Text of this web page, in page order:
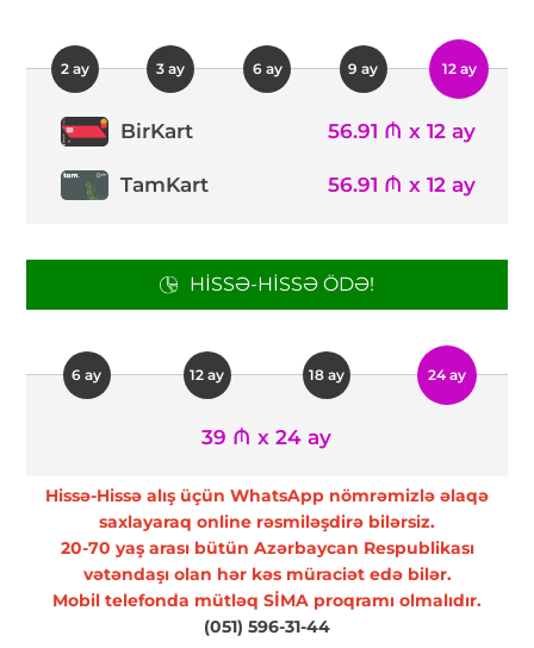
2 ay 3 ay 6 ay 9 ay 12 ay
BirKart 56.91 ₼ x 12 ay
TamKart 56.91 ₼ x 12 ay
HISSƏ-HISSƏ ÖDƏ!
6 ay 12 ay 18 ay 24 ay
39 ₼ x 24 ay
Hissə-Hissə alış üçün WhatsApp nömrəmizlə əlaqə
saxlayaraq online rəsmiləşdirə bilərsiz.
20-70 yaş arası bütün Azərbaycan Respublikası
vətəndaşı olan hər kəs müraciət edə bilər.
Mobil telefonda mütləq SİMA proqramı olmalıdır.
(051) 596-31-44